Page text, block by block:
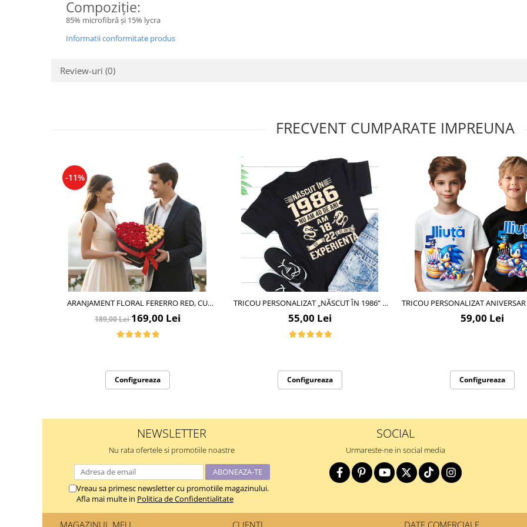
Cadouri pentru Doctori
Cadouri pentru Sfânta Maria
Compoziție:
85% microfibră și 15% lycra
Informatii conformitate produs
Review-uri (0)
FRECVENT CUMPARATE IMPREUNA
-11%
ARANJAMENT FLORAL FERERRO RED, CU
TRANDAFIRI DIN SAPUN
189,00 Lei169,00 Lei
Configureaza
TRICOU PERSONALIZAT „NĂSCUT ÎN 1986” –
CADOU ANIVERSAR CU MESAJ AMUZANT
55,00 Lei
Configureaza
TRICOU PERSONALIZAT
CIFRA ANIVERSARA
59,00 Lei
Configureaza
NEWSLETTER
Nu rata ofertele si promotiile noastre
Vreau sa primesc newsletter cu promotiile magazinului.
Afla mai multe in Politica de Confidentialitate
SOCIAL
Urmareste-ne in social media
MAGAZINUL MEU CLIENTI DATE COMERCIALE